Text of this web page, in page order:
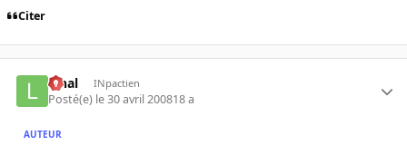
Citer
lynal INpactien
Posté(e) le 30 avril 200818 a
AUTEUR